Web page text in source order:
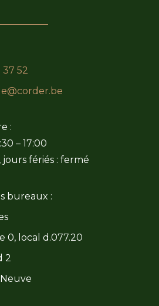
37 52
:
– 17:00
fériés : fermé
bureaux :
0, local d.077.20
2